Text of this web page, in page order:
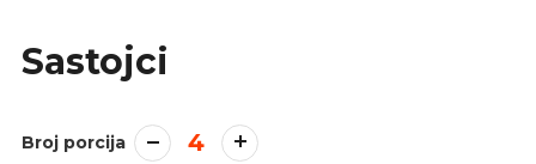
Sastojci
Broj porcija 4